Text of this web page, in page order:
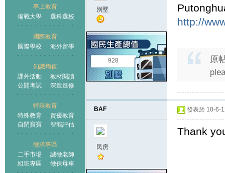
專上教育
備戰大學
選科選校
國際教育
國際學校
海外留學
知識增值
課外活動
教材閱讀
公開考試
深造進修
特殊教育
特殊教育
資優教育
自閉寶寶
智能評估
徵求專區
二手市場
誠徵老師
組班專區
徵保母車
別墅
928
http://
原
BAF
民房
發表於 10-6-
Thank